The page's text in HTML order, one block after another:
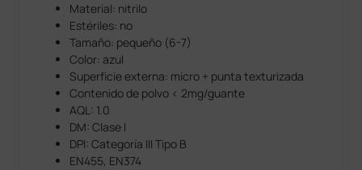
Material: nitrilo
Estériles: no
Tamaño: pequeño (6-7)
Color: azul
Superficie externa: micro + punta texturizada
Contenido de polvo < 2mg/guante
AQL: 1.0
DM: Clase I
DPI: Categoría III Tipo B
EN455, EN374